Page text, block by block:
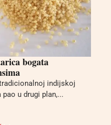
bogata
indijskoj
u drugi plan,...